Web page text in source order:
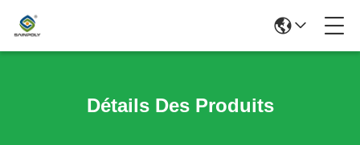
Détails Des Produits